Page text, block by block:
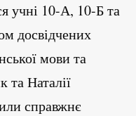
учні 10-А, 10-Б та
досвідчених
мови та
Наталії
справжнє